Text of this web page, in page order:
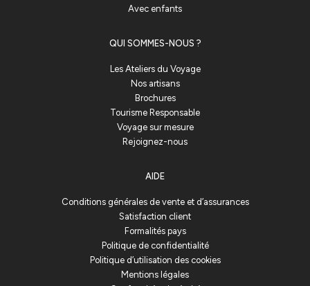
Avec enfants
QUI SOMMES-NOUS ?
Les Ateliers du Voyage
Nos artisans
Brochures
Tourisme Responsable
Voyage sur mesure
Rejoignez-nous
AIDE
Conditions générales de vente et d’assurances
Satisfaction client
Formalités pays
Politique de confidentialité
Politique d’utilisation des cookies
Mentions légales